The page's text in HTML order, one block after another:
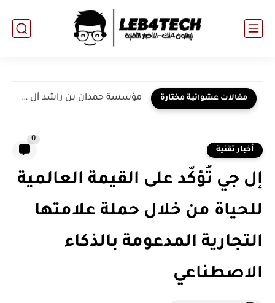
مقالات عشوائية مختارة مؤسسة حمدان بن راشد آل مكتوم للعلوم الطبية والتربوية تُشارك...
أخبار تقنية
0
إل جي تُؤكّد على القيمة العالمية
للحياة من خلال حملة علامتها
التجارية المدعومة بالذكاء
الاصطناعي